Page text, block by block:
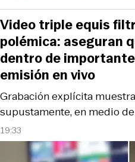
19:33
Grabación explícita
supustamente, en medio
Video triple equis
polémica: aseguran
dentro de
emisión en vivo